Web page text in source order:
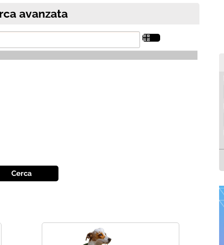
Hai perso la password?
avanzata